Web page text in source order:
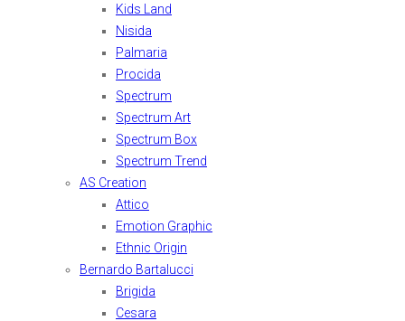
Kids Land
Nisida
Palmaria
Procida
Spectrum
Spectrum Art
Spectrum Box
Spectrum Trend
AS Creation
Attico
Emotion Graphic
Ethnic Origin
Bernardo Bartalucci
Brigida
Cesara